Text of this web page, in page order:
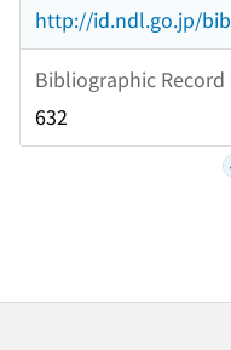
http://id.ndl.go.jp/
Bibliographic Record
632